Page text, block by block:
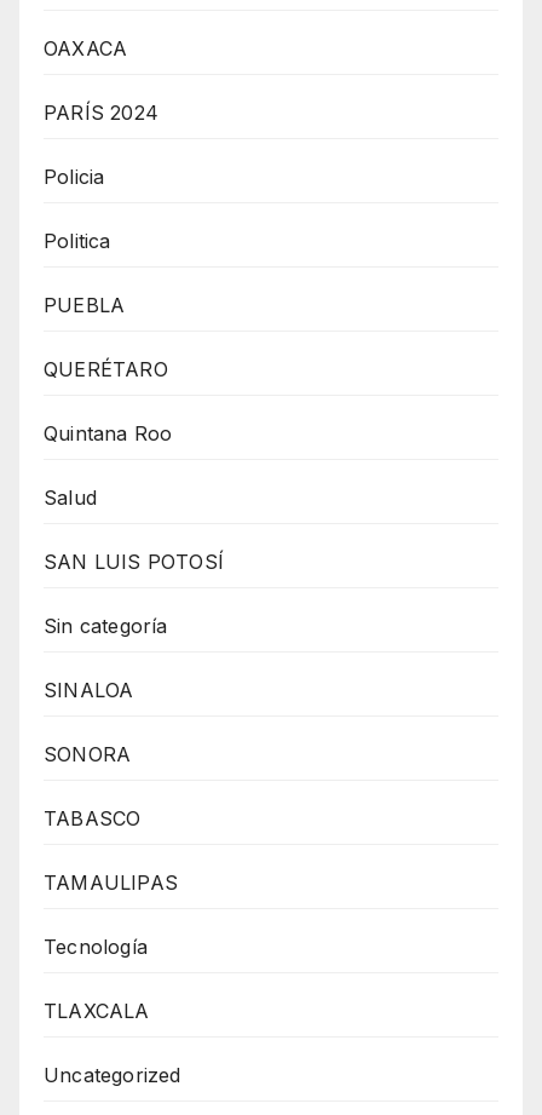
OAXACA
PARÍS 2024
Policia
Politica
PUEBLA
QUERÉTARO
Quintana Roo
Salud
SAN LUIS POTOSÍ
Sin categoría
SINALOA
SONORA
TABASCO
TAMAULIPAS
Tecnología
TLAXCALA
Uncategorized